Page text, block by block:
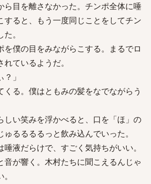
ら目を離さなかった。チンポ全体に唾
すると、もう一度同じことをしてチン
。
を僕の目をみながらこする。まるでロ
ているようだ。
」
くる。僕はともみの髪をなでながらう
しい笑みを浮かべると、口を「ほ」の
るるるるっと飲み込んでいった。
液だらけで、すごく気持ちがいい。
音が響く。木村たちに聞こえるんじゃ